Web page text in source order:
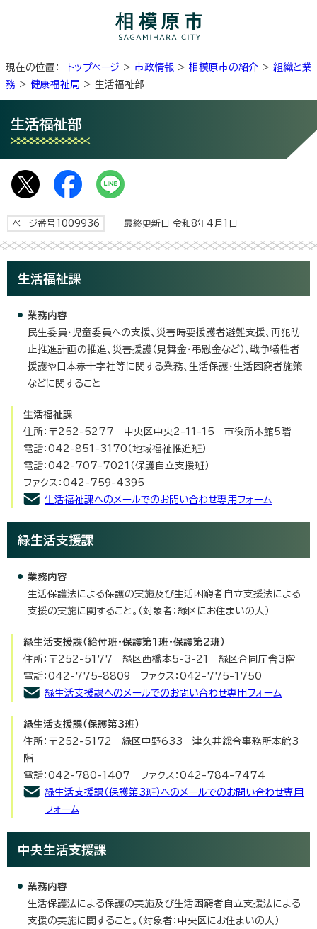
現在の位置： トップページ > 市政情報 > 相模原市の紹介 > 組織と業
務 > 健康福祉局 > 生活福祉部
生活福祉部
ページ番号1009936 最終更新日 令和8年4月1日
生活福祉課
業務内容
民生委員・児童委員への支援、災害時要援護者避難支援、再犯防
止推進計画の推進、災害援護（見舞金・弔慰金など）、戦争犠牲者
援護や日本赤十字社等に関する業務、生活保護・生活困窮者施策
などに関すること
生活福祉課
住所：〒252-5277 中央区中央2-11-15 市役所本館5階
電話：042-851-3170（地域福祉推進班）
電話：042-707-7021（保護自立支援班）
ファクス：042-759-4395
生活福祉課へのメールでのお問い合わせ専用フォーム
緑生活支援課
業務内容
生活保護法による保護の実施及び生活困窮者自立支援法による
支援の実施に関すること。（対象者：緑区にお住まいの人）
緑生活支援課（給付班・保護第1班・保護第2班）
住所：〒252-5177 緑区西橋本5-3-21 緑区合同庁舎3階
電話：042-775-8809 ファクス：042-775-1750
緑生活支援課へのメールでのお問い合わせ専用フォーム
緑生活支援課（保護第3班）
住所：〒252-5172 緑区中野633 津久井総合事務所本館3
階
電話：042-780-1407 ファクス：042-784-7474
緑生活支援課（保護第3班）へのメールでのお問い合わせ専用
フォーム
中央生活支援課
業務内容
生活保護法による保護の実施及び生活困窮者自立支援法による
支援の実施に関すること。（対象者：中央区にお住まいの人）